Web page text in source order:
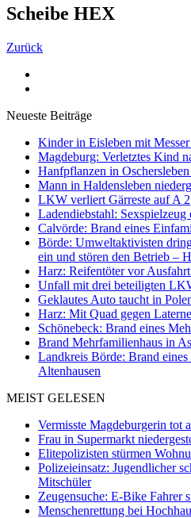
Scheibe HEX
Zurück
Neueste Beiträge
Kinder in Eisleben mit
Magdeburg: Verletztes Kind
Hanfpflanzen in
Mann in Haldensleben
LKW verliert Gärreste auf A 2
Ladendiebstahl: Sexspielzeug
Calvörde: Brand eines
Börde: Umweltaktivisten
ein und stören den Betrieb –
Harz: Reifentöter vor
Unfall mit drei beteiligten
Geklautes Auto taucht in
Harz: Mit Quad gegen
Schönebeck: Brand eines
Brand Mehrfamilienhaus in
Landkreis Börde: Brand eines
Altenhausen
MEIST GELESEN
Vermisste Magdeburgerin tot
Frau in Supermarkt
Elitepolizisten stürmen
Polizeieinsatz: Jugendlicher
Mitschüler
Zeugensuche: E-Bike Fahrer
Menschenrettung bei